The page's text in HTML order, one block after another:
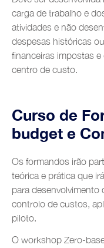
carga de trabalho e
atividades e não
despesas históricas
financeiras impostas e
centro de custo.
Curso de
budget e
Os formandos irão
teórica e prática que
para desenvolvimento
controlo de custos,
piloto.
O workshop Zero-